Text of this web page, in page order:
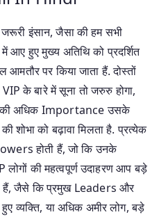
जरूरी इंसान, जैसा की हम सभी
आए हुए मुख्य अतिथि को प्रदर्शित
पर किया जाता हैं. दोस्तों
के बारे में सूना तो जरुरु होगा,
अधिक Importance उसके
शोभा को बढ़ावा मिलता है. प्रत्येक
होती हैं, जो कि उनके
लोगों की महत्वपूर्ण उदाहरण आप बड़े
हैं, जैसे कि प्रमुख Leaders और
या अधिक अमीर लोग, बड़े